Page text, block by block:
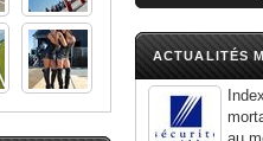
ACTUALITÉS